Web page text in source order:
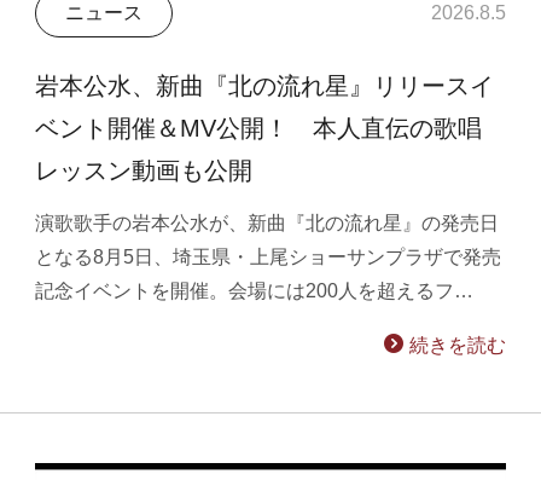
ニュース 2026.8.5
岩本公水、新曲『北の流れ星』リリースイ
ベント開催＆MV公開！ 本人直伝の歌唱
レッスン動画も公開
演歌歌手の岩本公水が、新曲『北の流れ星』の発売日
となる8月5日、埼玉県・上尾ショーサンプラザで発売
記念イベントを開催。会場には200人を超えるフ…
続きを読む